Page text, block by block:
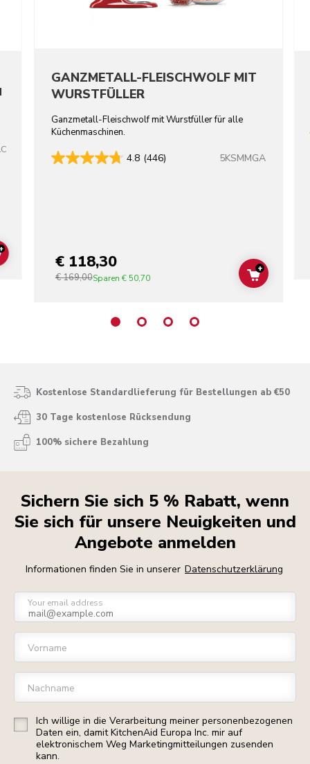
ADD TO CART
GANZMETALL-FLEISCHWOLF MIT
WURSTFÜLLER
Ganzmetall-Fleischwolf mit Wurstfüller für alle
Küchenmaschinen.
4.8 (446) 5KSMMGA
€ 118,30
€ 169,00Sparen € 50,70 ADD TO
+
Kostenlose Standardlieferung für Bestellungen ab €50
30 Tage kostenlose Rücksendung
100% sichere Bezahlung
Sichern Sie sich 5 % Rabatt, wenn
Sie sich für unsere Neuigkeiten und
Angebote anmelden
Informationen finden Sie in unserer Datenschutzerklärung
Your email address
Vorname
Nachname
Ich willige in die Verarbeitung meiner personenbezogenen
Daten ein, damit KitchenAid Europa Inc. mir auf
elektronischem Weg Marketingmitteilungen zusenden
kann.